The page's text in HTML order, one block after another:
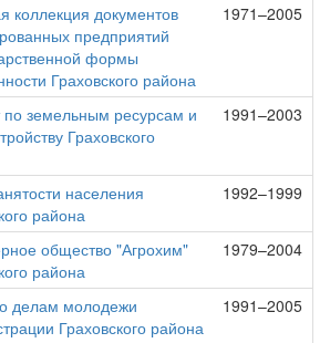
коллекция документов
предприятий
формы
Граховского района
1971–2005
по земельным ресурсам и
Граховского
1991–2003
населения
района
1992–1999
общество "Агрохим"
района
1979–2004
делам молодежи
Граховского района
1991–2005